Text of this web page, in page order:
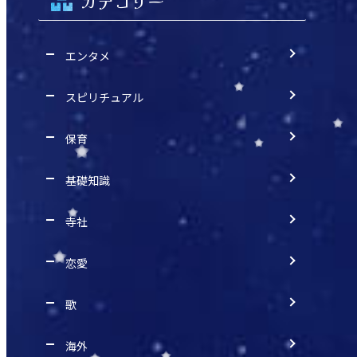
エンタメ
スピリチュアル
保育
基礎知識
寺社
恋愛
歌
海外